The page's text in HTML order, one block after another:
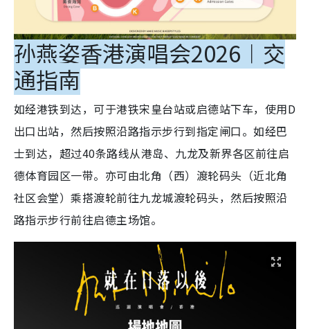
孙燕姿香港演唱会2026︱交
通指南
如经港铁到达，可于港铁宋皇台站或启德站下车，使用D
出口出站，然后按照沿路指示步行到指定闸口。如经巴
士到达，超过40条路线从港岛、九龙及新界各区前往启
德体育园区一带。亦可由北角（西）渡轮码头（近北角
社区会堂）乘搭渡轮前往九龙城渡轮码头，然后按照沿
路指示步行前往启德主场馆。